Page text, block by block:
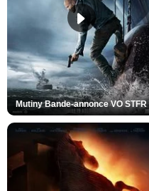
Mutiny Bande-annonce VO STFR